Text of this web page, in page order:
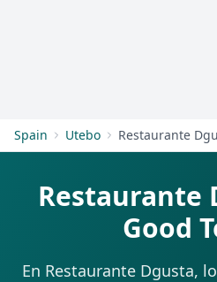
Spain Utebo Restaurante
Restaurante
Good
En Restaurante Dgusta,